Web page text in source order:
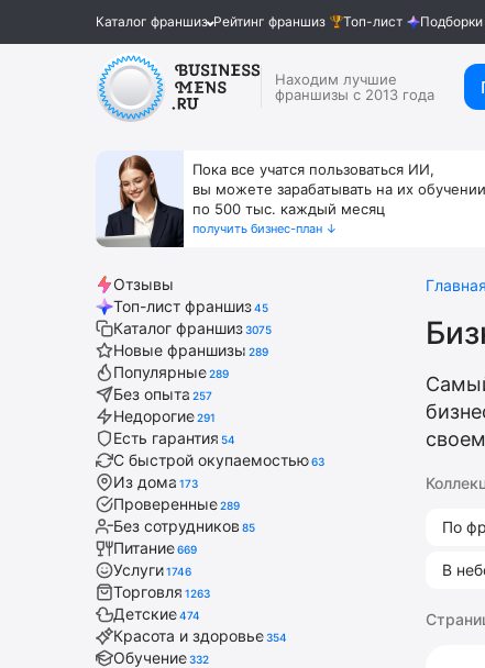
Каталог франшиз Рейтинг франшиз Топ-лист
Находим лучшие
франшизы с 2013 года
Пока все учатся пользоваться ИИ,
вы можете зарабатывать на их обучении
по 500 тыс. каждый месяц
получить бизнес-план ↓
Отзывы
Топ-лист франшиз45
Каталог франшиз3075
Новые франшизы 289
Популярные289
Без опыта 257
Недорогие291
Есть гарантия 54
С быстрой окупаемостью63
Из дома 173
Проверенные289
Без сотрудников 85
Питание669
Услуги1746
Торговля 1263
Детские474
Красота и здоровье354
Обучение332
Главная
По
В